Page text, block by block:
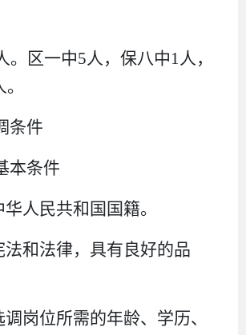
。区一中5人，保八中1人，
条件
本条件
华人民共和国国籍。
法和法律，具有良好的品
调岗位所需的年龄、学历、